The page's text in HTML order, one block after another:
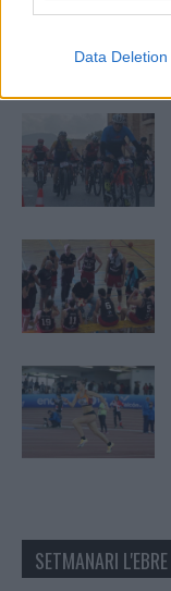
Data Deletion
human.
SETMANARI L'EBRE